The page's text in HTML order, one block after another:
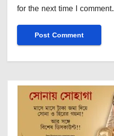
for the next time I comment.